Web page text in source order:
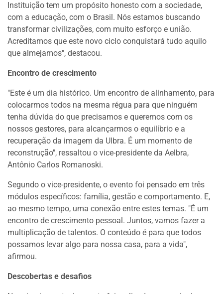
Instituição tem um propósito honesto com a sociedade,
com a educação, com o Brasil. Nós estamos buscando
transformar civilizações, com muito esforço e união.
Acreditamos que este novo ciclo conquistará tudo aquilo
que almejamos", destacou.
Encontro de crescimento
"Este é um dia histórico. Um encontro de alinhamento, para
colocarmos todos na mesma régua para que ninguém
tenha dúvida do que precisamos e queremos com os
nossos gestores, para alcançarmos o equilíbrio e a
recuperação da imagem da Ulbra. É um momento de
reconstrução", ressaltou o vice-presidente da Aelbra,
Antônio Carlos Romanoski.
Segundo o vice-presidente, o evento foi pensado em três
módulos específicos: família, gestão e comportamento. E,
ao mesmo tempo, uma conexão entre estes temas. "É um
encontro de crescimento pessoal. Juntos, vamos fazer a
multiplicação de talentos. O conteúdo é para que todos
possamos levar algo para nossa casa, para a vida",
afirmou.
Descobertas e desafios